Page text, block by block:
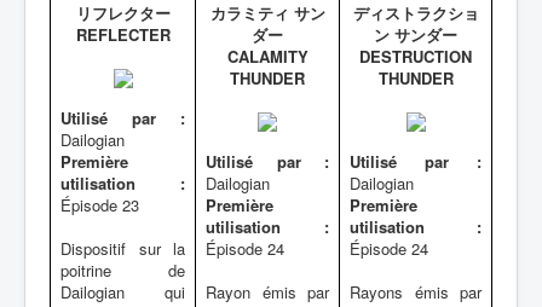
リフレクター
REFLECTER
Utilisé par :
Dailogian
Première
utilisation :
Épisode 23
Dispositif sur la
poitrine de
Dailogian qui
カラミティ サン
ダー
CALAMITY
THUNDER
Utilisé par :
Dailogian
Première
utilisation :
Épisode 24
Rayon émis par
ディストラクショ
ン サンダー
DESTRUCTION
THUNDER
Utilisé par :
Dailogian
Première
utilisation :
Épisode 24
Rayons émis par